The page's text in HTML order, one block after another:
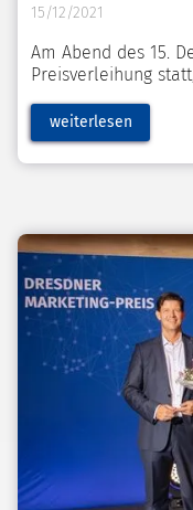
15/12/2021
Am Abend des 15.
Preisverleihung
weiterlesen